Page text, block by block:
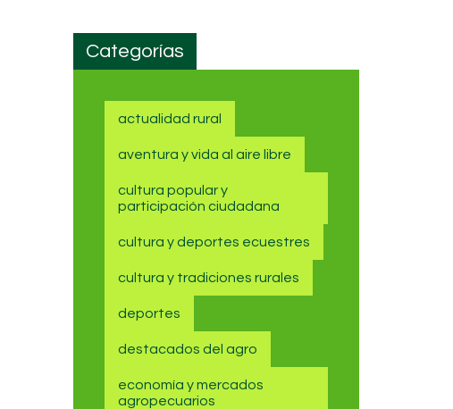
Categorías
actualidad rural
aventura y vida al aire libre
cultura popular y
participación ciudadana
cultura y deportes ecuestres
cultura y tradiciones rurales
deportes
destacados del agro
economía y mercados
agropecuarios